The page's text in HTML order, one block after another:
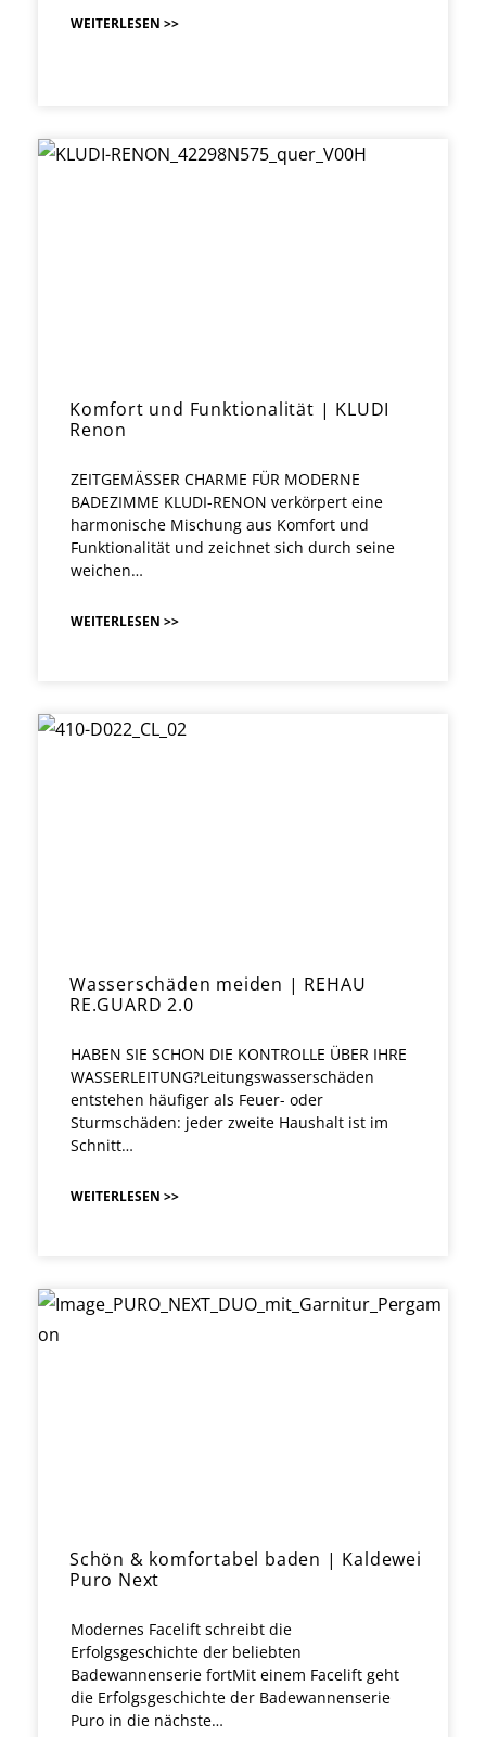
WEITERLESEN >>
Komfort und Funktionalität | KLUDI
Renon
ZEITGEMÄSSER CHARME FÜR MODERNE
BADEZIMME KLUDI-RENON verkörpert eine
harmonische Mischung aus Komfort und
Funktionalität und zeichnet sich durch seine
weichen…
WEITERLESEN >>
Wasserschäden meiden | REHAU
RE.GUARD 2.0
HABEN SIE SCHON DIE KONTROLLE ÜBER IHRE
WASSERLEITUNG?Leitungswasserschäden
entstehen häufiger als Feuer- oder
Sturmschäden: jeder zweite Haushalt ist im
Schnitt…
WEITERLESEN >>
Schön & komfortabel baden | Kaldewei
Puro Next
Modernes Facelift schreibt die
Erfolgsgeschichte der beliebten
Badewannenserie fortMit einem Facelift geht
die Erfolgsgeschichte der Badewannenserie
Puro in die nächste…